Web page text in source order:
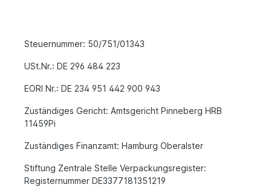
Steuernummer: 50/751/01343
USt.Nr.: DE 296 484 223
EORI Nr.: DE 234 951 442 900 943
Zuständiges Gericht: Amtsgericht Pinneberg HRB
11459Pi
Zuständiges Finanzamt: Hamburg Oberalster
Stiftung Zentrale Stelle Verpackungsregister:
Registernummer DE3377181351219